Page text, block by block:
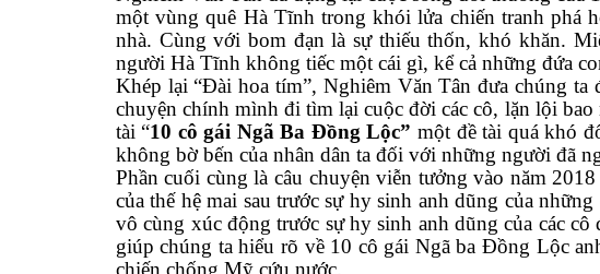
một vùng quê Hà Tĩnh trong khói lửa chiến tranh phá
nhà. Cùng với bom đạn là sự thiếu thốn, khó khăn.
người Hà Tĩnh không tiếc một cái gì, kể cả những đứa
Khép lại “Đài hoa tím”, Nghiêm Văn Tân đưa chúng
chuyện chính mình đi tìm lại cuộc đời các cô, lặn lội bao
tài “10 cô gái Ngã Ba Đồng Lộc” một đề tài quá khó
không bờ bến của nhân dân ta đối với những người đã
Phần cuối cùng là câu chuyện viễn tưởng vào năm
của thế hệ mai sau trước sự hy sinh anh dũng của
vô cùng xúc động trước sự hy sinh anh dũng của các
giúp chúng ta hiểu rõ về 10 cô gái Ngã ba Đồng Lộc
chiến chống Mỹ cứu nước.